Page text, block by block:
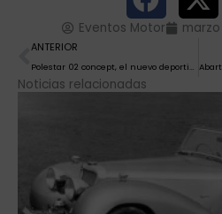
Eventos Motor
Ant
ANTERIOR
Polestar 02 concept, el nuevo deportivo descapotable
Noticias relacionadas